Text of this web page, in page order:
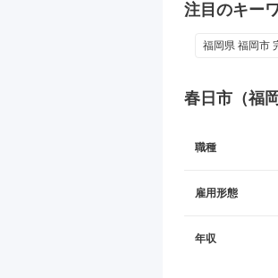
注目のキー
福岡県 福岡市
春日市（福
職種
雇用形態
年収